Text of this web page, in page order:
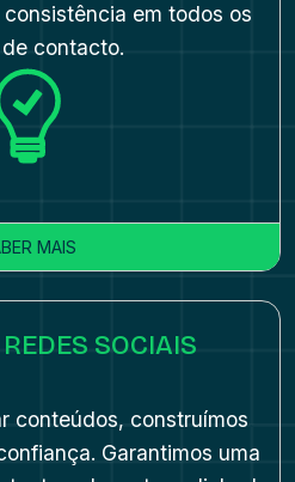
em todos os
contacto.
MAIS
SOCIAIS
conteúdos, construímos
Garantimos uma